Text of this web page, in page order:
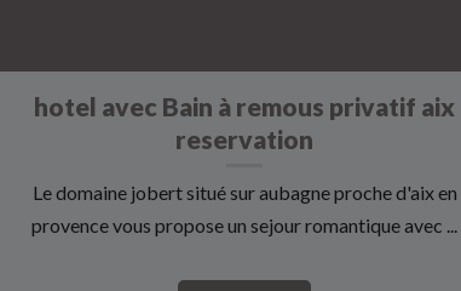
hotel avec Bain à remous privatif aix
reservation
Le domaine jobert situé sur aubagne proche d'aix en
provence vous propose un sejour romantique avec ...